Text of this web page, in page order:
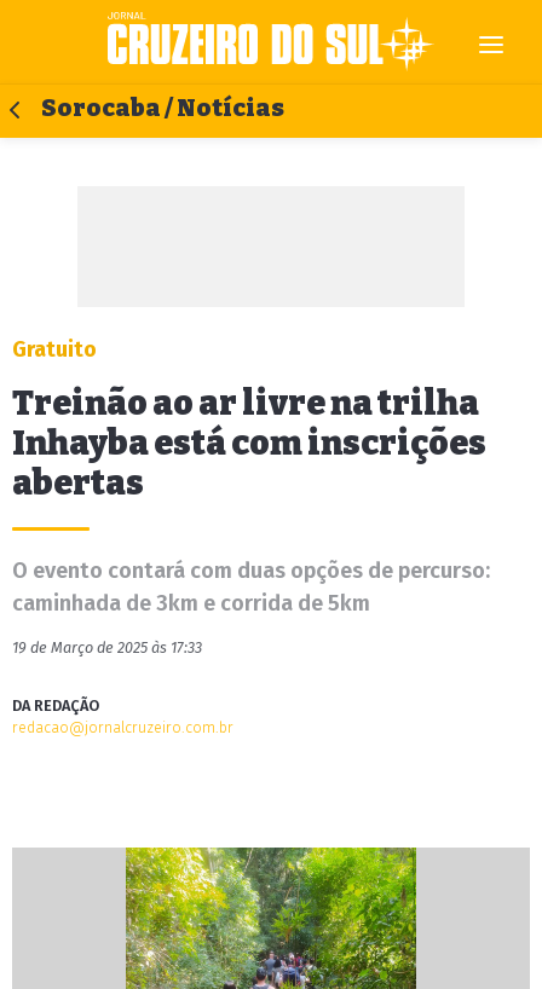
Sorocaba / Notícias
Gratuito
Treinão ao ar livre na trilha
Inhayba está com inscrições
abertas
O evento contará com duas opções de percurso:
caminhada de 3km e corrida de 5km
19 de Março de 2025 às 17:33
DA REDAÇÃO
redacao@jornalcruzeiro.com.br